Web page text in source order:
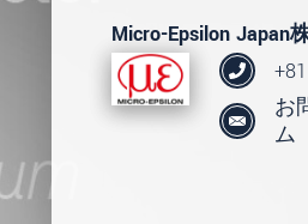
Micro-Epsilon Japan
お
ム